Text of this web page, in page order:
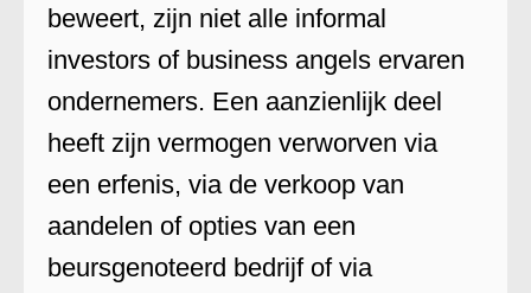
beweert, zijn niet alle informal
investors of business angels ervaren
ondernemers. Een aanzienlijk deel
heeft zijn vermogen verworven via
een erfenis, via de verkoop van
aandelen of opties van een
beursgenoteerd bedrijf of via